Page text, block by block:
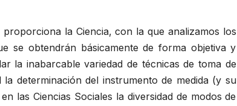
la Ciencia, con la que analizamos los
se obtendrán básicamente de forma objetiva y
la inabarcable variedad de técnicas de toma de
determinación del instrumento de medida (y su
las Ciencias Sociales la diversidad de modos de